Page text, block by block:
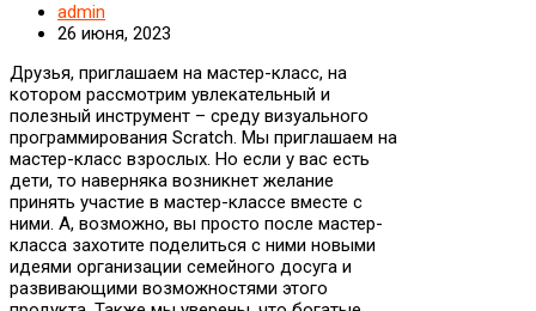
admin
26 июня, 2023
Друзья, приглашаем на мастер-класс, на
котором рассмотрим увлекательный и
полезный инструмент – среду визуального
программирования Scratch. Мы приглашаем на
мастер-класс взрослых. Но если у вас есть
дети, то наверняка возникнет желание
принять участие в мастер-классе вместе с
ними. А, возможно, вы просто после мастер-
класса захотите поделиться с ними новыми
идеями организации семейного досуга и
развивающими возможностями этого